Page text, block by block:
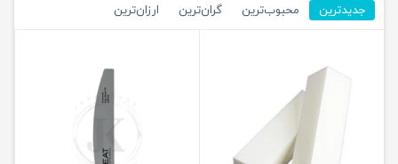
جدیدترین محبوب‌ترین گران‌ترین ارزان‌ترین